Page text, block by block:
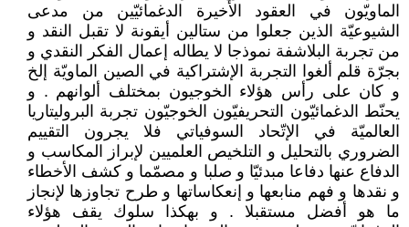
الماويّون في العقود الأخيرة الدغمائيّين من مدعى
الشيوعيّة الذين جعلوا من ستالين أيقونة لا تقبل النقد و
من تجربة البلاشفة نموذجا لا يطاله إعمال الفكر النقدي و
بجرّة قلم ألغوا التجربة الإشتراكية في الصين الماويّة إلخ
و كان على رأس هؤلاء الخوجيون بمختلف ألوانهم . و
يحنّط الدغمائيّون التحريفيّون الخوجيّون تجربة البروليتاريا
العالميّة في الإتّحاد السوفياتي فلا يجرون التقييم
الضروري بالتحليل و التلخيص العلميين لإبراز المكاسب و
الدفاع عنها دفاعا مبدئيّا و صلبا و مصمّما و كشف الأخطاء
و نقدها و فهم منابعها و إنعكاساتها و طرح تجاوزها لإنجاز
ما هو أفضل مستقبلا . و بهكذا سلوك يقف هؤلاء